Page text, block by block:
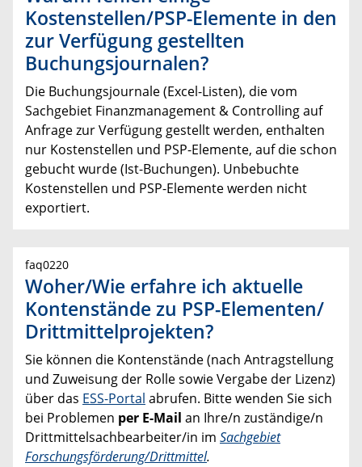
Kostenstellen/PSP-Elemente in den
zur Verfügung gestellten
Buchungsjournalen?
Die Buchungsjournale (Excel-Listen), die vom
Sachgebiet Finanzmanagement & Controlling auf
Anfrage zur Verfügung gestellt werden, enthalten
nur Kostenstellen und PSP-Elemente, auf die schon
gebucht wurde (Ist-Buchungen). Unbebuchte
Kostenstellen und PSP-Elemente werden nicht
exportiert.
faq0220
Woher/Wie erfahre ich aktuelle
Kontenstände zu PSP-Elementen/
Drittmittelprojekten?
Sie können die Kontenstände (nach Antragstellung
und Zuweisung der Rolle sowie Vergabe der Lizenz)
über das ESS-Portal abrufen. Bitte wenden Sie sich
bei Problemen per E-Mail an Ihre/n zuständige/n
Drittmittelsachbearbeiter/in im Sachgebiet
Forschungsförderung/Drittmittel.